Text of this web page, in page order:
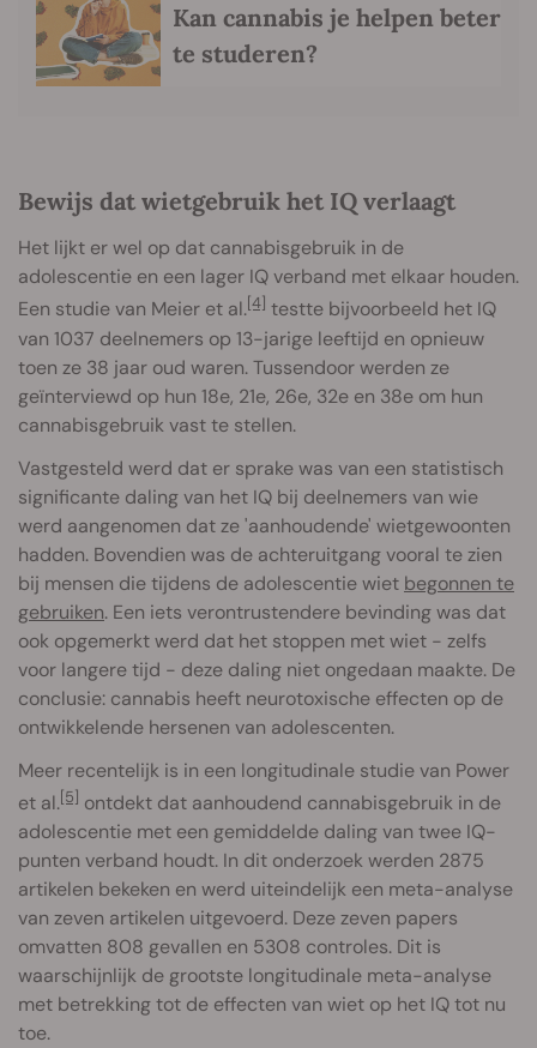
Kan cannabis je helpen beter
te studeren?
Bewijs dat wietgebruik het IQ verlaagt
Het lijkt er wel op dat cannabisgebruik in de
adolescentie en een lager IQ verband met elkaar houden.
Een studie van Meier et al.[4] testte bijvoorbeeld het IQ
van 1037 deelnemers op 13-jarige leeftijd en opnieuw
toen ze 38 jaar oud waren. Tussendoor werden ze
geïnterviewd op hun 18e, 21e, 26e, 32e en 38e om hun
cannabisgebruik vast te stellen.
Vastgesteld werd dat er sprake was van een statistisch
significante daling van het IQ bij deelnemers van wie
werd aangenomen dat ze 'aanhoudende' wietgewoonten
hadden. Bovendien was de achteruitgang vooral te zien
bij mensen die tijdens de adolescentie wiet begonnen te
gebruiken. Een iets verontrustendere bevinding was dat
ook opgemerkt werd dat het stoppen met wiet - zelfs
voor langere tijd - deze daling niet ongedaan maakte. De
conclusie: cannabis heeft neurotoxische effecten op de
ontwikkelende hersenen van adolescenten.
Meer recentelijk is in een longitudinale studie van Power
et al.[5] ontdekt dat aanhoudend cannabisgebruik in de
adolescentie met een gemiddelde daling van twee IQ-
punten verband houdt. In dit onderzoek werden 2875
artikelen bekeken en werd uiteindelijk een meta-analyse
van zeven artikelen uitgevoerd. Deze zeven papers
omvatten 808 gevallen en 5308 controles. Dit is
waarschijnlijk de grootste longitudinale meta-analyse
met betrekking tot de effecten van wiet op het IQ tot nu
toe.